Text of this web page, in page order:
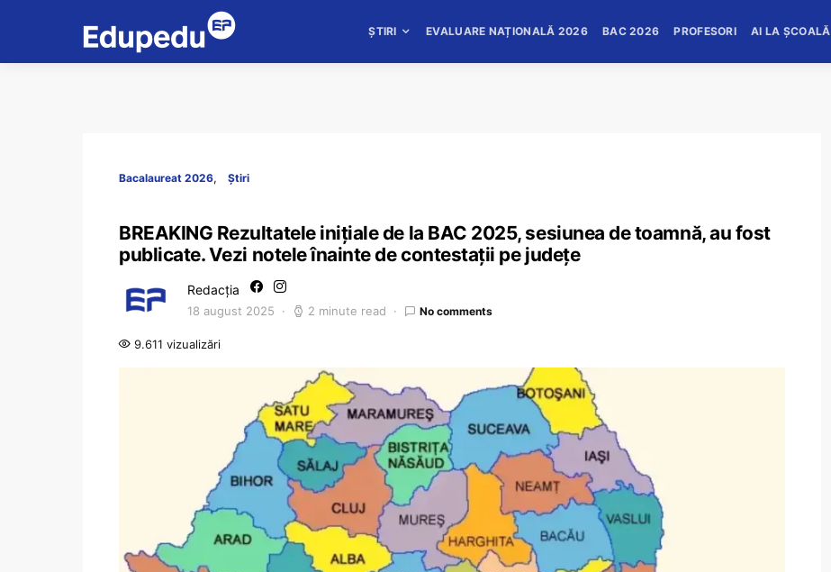
ȘTIRI EVALUARE NAȚIONALĂ 2026 BAC 2026 PROFESORI AI LA ȘCOALĂ
Bacalaureat 2026 Știri
BREAKING Rezultatele inițiale de la BAC 2025, sesiunea de toamnă, au fost
publicate. Vezi notele înainte de contestații pe județe
Redacția
18 august 2025 2 minute read No comments
9.611 vizualizări